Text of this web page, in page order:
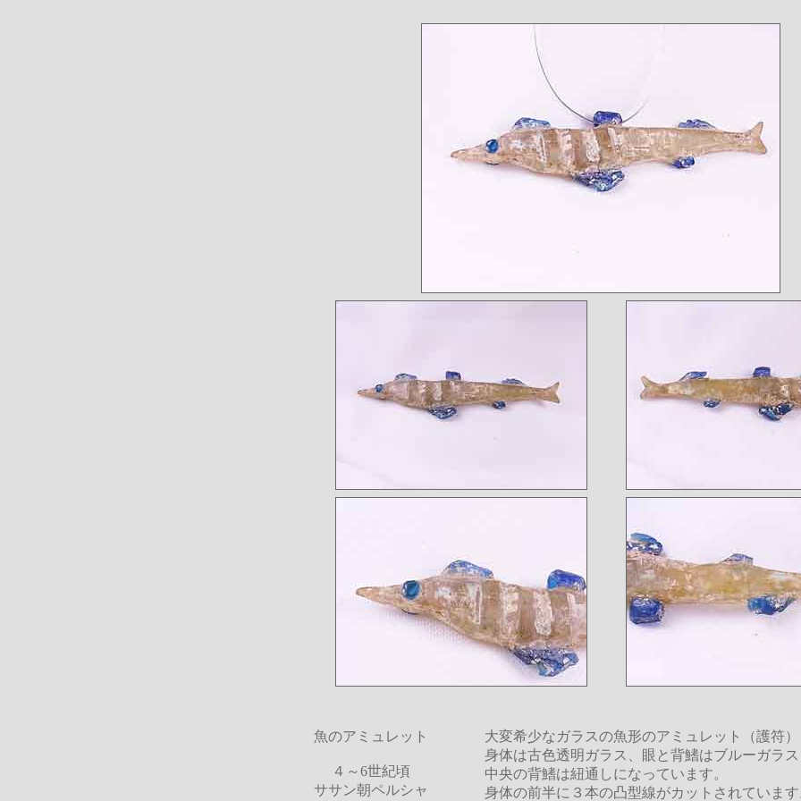
魚のアミュレット
４～6世紀頃
ササン朝ペルシャ
大変希少なガラスの魚形のアミュレット（護符）
身体は古色透明ガラス、眼と背鰭はブルーガラス
中央の背鰭は紐通しになっています。
身体の前半に３本の凸型線がカットされていま